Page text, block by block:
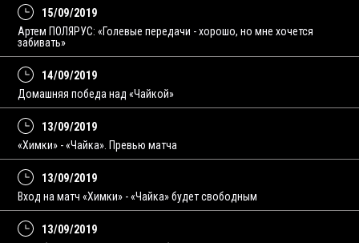
15/09/2019
Артем ПОЛЯРУС: «Голевые передачи - хорошо, но мне хочется
забивать»
14/09/2019
Домашняя победа над «Чайкой»
13/09/2019
«Химки» - «Чайка». Превью матча
13/09/2019
Вход на матч «Химки» - «Чайка» будет свободным
13/09/2019